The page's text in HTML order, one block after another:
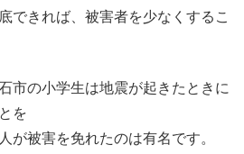
できれば、被害者を少なくするこ
市の小学生は地震が起きたときに
を
が被害を免れたのは有名です。